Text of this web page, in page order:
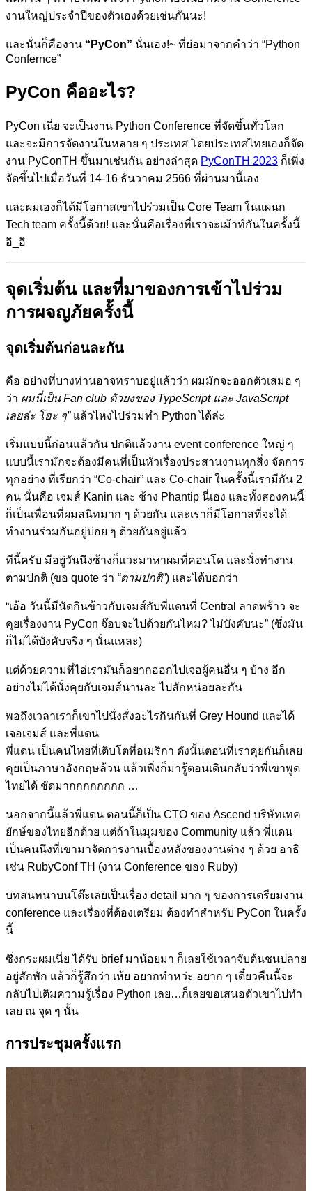
งานใหญ่ประจำปีของตัวเองด้วยเช่นกันนะ!
และนั่นก็คืองาน “PyCon” นั่นเอง!~ ที่ย่อมาจากคำว่า “Python
Confernce”
PyCon คืออะไร?
PyCon เนี่ย จะเป็นงาน Python Conference ที่จัดขึ้นทั่วโลก
และจะมีการจัดงานในหลาย ๆ ประเทศ โดยประเทศไทยเองก็จัด
งาน PyConTH ขึ้นมาเช่นกัน อย่างล่าสุด PyConTH 2023 ก็เพิ่ง
จัดขึ้นไปเมื่อวันที่ 14-16 ธันวาคม 2566 ที่ผ่านมานี้เอง
และผมเองก็ได้มีโอกาสเขาไปร่วมเป็น Core Team ในแผนก
Tech team ครั้งนี้ด้วย! และนั่นคือเรื่องที่เราจะเม้าท์กันในครั้งนี้
อิ_อิ
จุดเริ่มต้น และที่มาของการเข้าไปร่วม
การผจญภัยครั้งนี้
จุดเริ่มต้นก่อนละกัน
คือ อย่างที่บางท่านอาจทราบอยู่แล้วว่า ผมมักจะออกตัวเสมอ ๆ
ว่า ผมนี่เป็น Fan club ตัวยงของ TypeScript และ JavaScript
เลยล่ะ โฮะ ๆ”แล้วไหงไปร่วมทำ Python ได้ล่ะ
เริ่มแบบนี้ก่อนแล้วกัน ปกติแล้วงาน event conference ใหญ่ ๆ
แบบนี้เรามักจะต้องมีคนที่เป็นหัวเรื่องประสานงานทุกสิ่ง จัดการ
ทุกอย่าง ที่เรียกว่า “Co-chair” และ Co-chair ในครั้งนี้เรามีกัน 2
คน นั่นคือ เจมส์ Kanin และ ช้าง Phantip นี่เอง และทั้งสองคนนี้
ก็เป็นเพื่อนที่ผมสนิทมาก ๆ ด้วยกัน และเราก็มีโอกาสที่จะได้
ทำงานร่วมกันอยู่บ่อย ๆ ด้วยกันอยู่แล้ว
ทีนี้ครับ มีอยู่วันนึงช้างก็แวะมาหาผมที่คอนโด และนั่งทำงาน
ตามปกติ (ขอ quote ว่า “ตามปกติ”) และได้บอกว่า
“เอ้อ วันนี้มีนัดกินข้าวกับเจมส์กับพี่แดนที่ Central ลาดพร้าว จะ
คุยเรื่องงาน PyCon จ๊อบจะไปด้วยกันไหม? ไม่บังคับนะ” (ซึ่งมัน
ก็ไม่ได้บังคับจริง ๆ นั่นแหละ)
แต่ด้วยความที่ไอ่เรามันก็อยากออกไปเจอผู้คนอื่น ๆ บ้าง อีก
อย่างไม่ได้นั่งคุยกับเจมส์นานละ ไปสักหน่อยละกัน
พอถึงเวลาเราก็เขาไปนั่งสั่งอะไรกินกันที่ Grey Hound และได้
เจอเจมส์ และพี่แดน
พี่แดน เป็นคนไทยที่เติบโตที่อเมริกา ดังนั้นตอนที่เราคุยกันก็เลย
คุยเป็นภาษาอังกฤษล้วน แล้วเพิ่งก็มารู้ตอนเดินกลับว่าพี่เขาพูด
ไทยได้ ชัดมากกกกกกกก …
นอกจากนี้แล้วพี่แดน ตอนนี้ก็เป็น CTO ของ Ascend บริษัทเทค
ยักษ์ของไทยอีกด้วย แต่ถ้าในมุมของ Community แล้ว พี่แดน
เป็นคนนึงที่เขามาจัดการงานเบื้องหลังของงานต่าง ๆ ด้วย อาธิ
เช่น RubyConf TH (งาน Conference ของ Ruby)
บทสนทนาบนโต๊ะเลยเป็นเรื่อง detail มาก ๆ ของการเตรียมงาน
conference และเรื่องที่ต้องเตรียม ต้องทำสำหรับ PyCon ในครั้ง
นี้
ซึ่งกระผมเนี่ย ได้รับ brief มาน้อยมา ก็เลยใช้เวลาจับต้นชนปลาย
อยู่สักพัก แล้วก็รู้สึกว่า เห้ย อยากทำหว่ะ อยาก ๆ เดี๋ยวคืนนี้จะ
กลับไปเติมความรู้เรื่อง Python เลย…ก็เลยขอเสนอตัวเขาไปทำ
เลย ณ​ จุด ๆ นั้น
การประชุมครั้งแรก